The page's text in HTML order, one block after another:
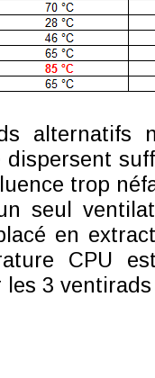
alternatifs
trop
seul
en
CPU
les 3